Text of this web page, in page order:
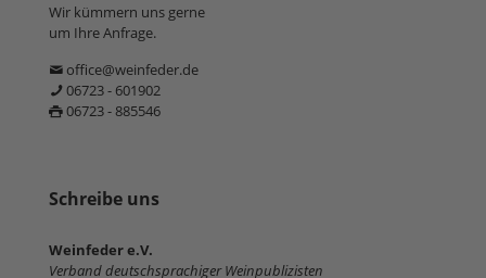
Wir kümmern uns gerne
um Ihre Anfrage.
office@weinfeder.de
06723 - 601902
06723 - 885546
Schreibe uns
Weinfeder e.V.
Verband deutschsprachiger Weinpublizisten